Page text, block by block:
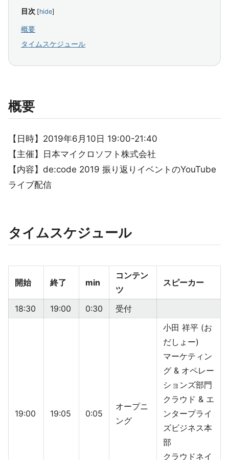
目次 [hide]
概要
タイムスケジュール
概要
【日時】2019年6月10日 19:00-21:40
【主催】日本マイクロソフト株式会社
【内容】de:code 2019 振り返りイベントのYouTube
ライブ配信
タイムスケジュール
開始 終了 min
コンテン
ツ
スピーカー
18:30 19:00 0:30 受付
19:00 19:05 0:05
オープニ
ング
小田 祥平 (お
だしょー)
マーケティン
グ & オペレー
ションズ部門
クラウド & エ
ンタープライ
ズビジネス本
部
クラウドネイ